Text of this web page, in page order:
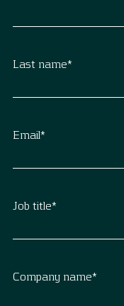
Last name*
Email*
Job title*
Company name*